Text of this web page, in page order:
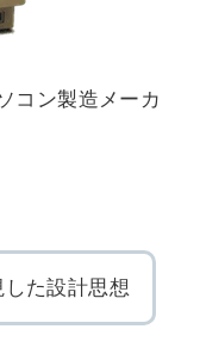
コン製造メーカ
た設計思想